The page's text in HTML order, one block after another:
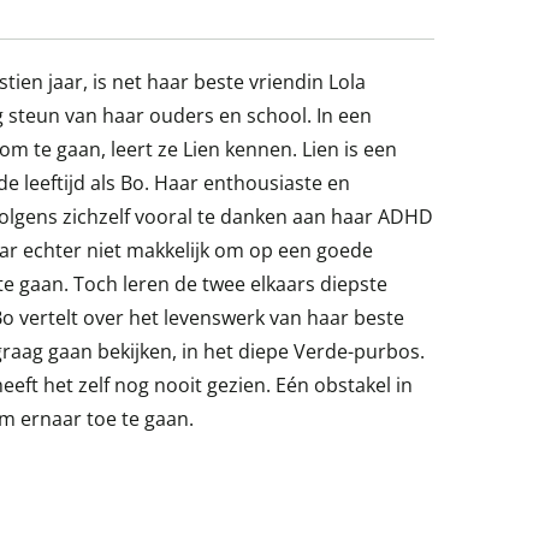
jaar, is net haar beste vriendin Lola
van haar ouders en school. In een
te gaan, leert ze Lien kennen. Lien is een
leeftijd als Bo. Haar enthousiaste en
zichzelf vooral te danken aan haar ADHD
echter niet makkelijk om op een goede
gaan. Toch leren de twee elkaars diepste
vertelt over het levenswerk van haar beste
gaan bekijken, in het diepe Verde-purbos.
het zelf nog nooit gezien. Eén obstakel in
ernaar toe te gaan.